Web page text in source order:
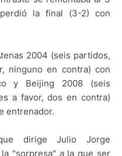
la final (3-2) con
2004 (seis partidos,
ninguno en contra) con
y Beijing 2008 (seis
a favor, dos en contra)
entrenador.
dirige Julio Jorge
"sorpresa" a la que ser